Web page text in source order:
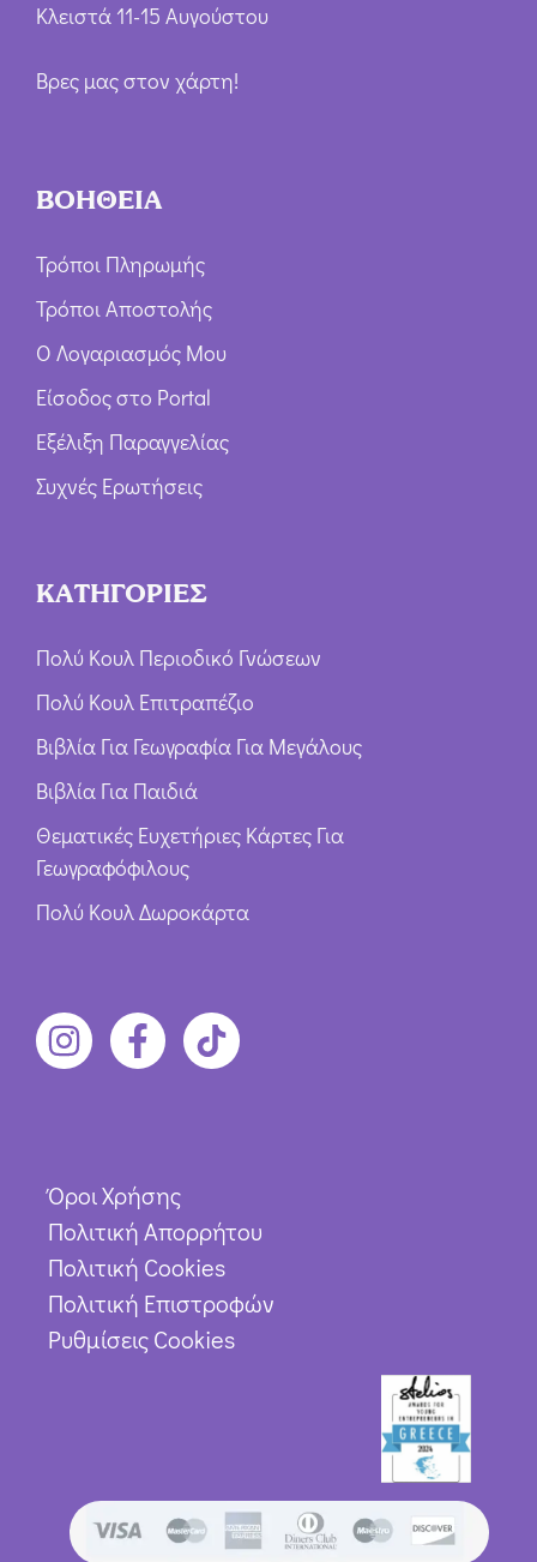
Κλειστά 11-15 Αυγούστου
Βρες μας στον χάρτη!
ΒΟΗΘΕΙΑ
Τρόποι Πληρωμής
Τρόποι Αποστολής
Ο Λογαριασμός Μου
Είσοδος στο Portal
Εξέλιξη Παραγγελίας
Συχνές Ερωτήσεις
ΚΑΤΗΓΟΡΙΕΣ
Πολύ Κουλ Περιοδικό Γνώσεων
Πολύ Κουλ Επιτραπέζιο
Βιβλία Για Γεωγραφία Για Μεγάλους
Βιβλία Για Παιδιά
Θεματικές Ευχετήριες Κάρτες Για
Γεωγραφόφιλους
Πολύ Κουλ Δωροκάρτα
Όροι Χρήσης
Πολιτική Απορρήτου
Πολιτική Cookies
Πολιτική Επιστροφών
Ρυθμίσεις Cookies